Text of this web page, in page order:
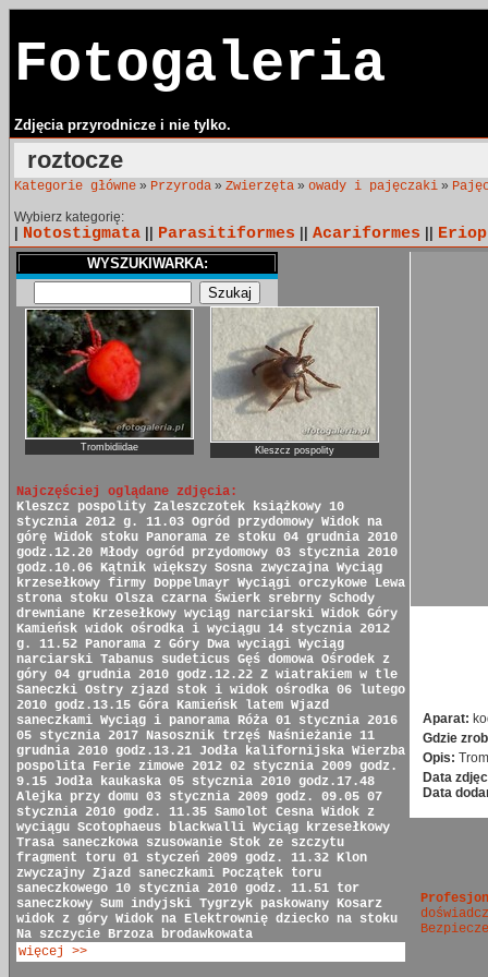
Fotogaleria
Zdjęcia przyrodnicze i nie tylko.
roztocze
Kategorie główne » Przyroda » Zwierzęta » owady i pajęczaki »
Wybierz kategorię:
Notostigmata Parasitiformes Acariformes
WYSZUKIWARKA:
Trombidiidae Kleszcz pospolity
Najczęściej oglądane zdjęcia:
Kleszcz pospolity Zaleszczotek książkowy 10
stycznia 2012 g. 11.03 Ogród przydomowy Widok na
górę Widok stoku Panorama ze stoku 04 grudnia 2010
godz.12.20 Młody ogród przydomowy 03 stycznia 2010
godz.10.06 Kątnik większy Sosna zwyczajna Wyciąg
krzesełkowy firmy Doppelmayr Wyciągi orczykowe Lewa
strona stoku Olsza czarna Świerk srebrny Schody
drewniane Krzesełkowy wyciąg narciarski Widok Góry
Kamieńsk widok ośrodka i wyciągu 14 stycznia 2012
g. 11.52 Panorama z Góry Dwa wyciągi Wyciąg
narciarski Tabanus sudeticus Gęś domowa Ośrodek z
góry 04 grudnia 2010 godz.12.22 Z wiatrakiem w tle
Saneczki Ostry zjazd stok i widok ośrodka 06 lutego
2010 godz.13.15 Góra Kamieńsk latem Wjazd
saneczkami Wyciąg i panorama Róża 01 stycznia 2016
05 stycznia 2017 Nasosznik trzęś Naśnieżanie 11
grudnia 2010 godz.13.21 Jodła kalifornijska Wierzba
pospolita Ferie zimowe 2012 02 stycznia 2009 godz.
9.15 Jodła kaukaska 05 stycznia 2010 godz.17.48
Alejka przy domu 03 stycznia 2009 godz. 09.05 07
stycznia 2010 godz. 11.35 Samolot Cesna Widok z
wyciągu Scotophaeus blackwalli Wyciąg krzesełkowy
Trasa saneczkowa szusowanie Stok ze szczytu
fragment toru 01 styczeń 2009 godz. 11.32 Klon
zwyczajny Zjazd saneczkami Początek toru
saneczkowego 10 stycznia 2010 godz. 11.51 tor
saneczkowy Sum indyjski Tygrzyk paskowany Kosarz
widok z góry Widok na Elektrownię dziecko na stoku
Na szczycie Brzoza brodawkowata
więcej >>
Aparat:
Gdzie
Opis:
Data
Data